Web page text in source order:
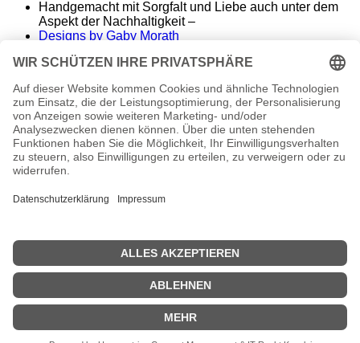
Handgemacht mit Sorgfalt und Liebe auch unter dem
Aspekt der Nachhaltigkeit –
Designs by Gaby Morath
Fränkischen
Raritäten aus vergangenen Tagen – seltene
Einzelstücke
Famos. – finest music & entertainment
Wir spielen die Songs unserer Helden
conny morath
stimme – sprache – ausdruck
© 2024 babyvintage by Gaby Morath
Die durchgestrichenen Preise entsprechen dem bisherigen
Preis in diesem Online-Shop.
Vertrag widerrufen